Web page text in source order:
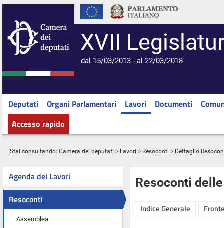
XVII
dal 15/03/2013 - al 22/03/2018
Deputati Organi Parlamentari Lavori Documenti
Accesso rapido
Stai consultando: Camera dei deputati > Lavori > Resoconti > Dettaglio
Agenda dei Lavori
Resoconti
Assemblea
Resoconti
Indice Generale